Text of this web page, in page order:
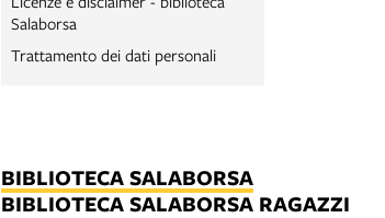
Salaborsa
Trattamento dei dati personali
BIBLIOTECA SALABORSA
BIBLIOTECA SALABORSA RAGAZZI